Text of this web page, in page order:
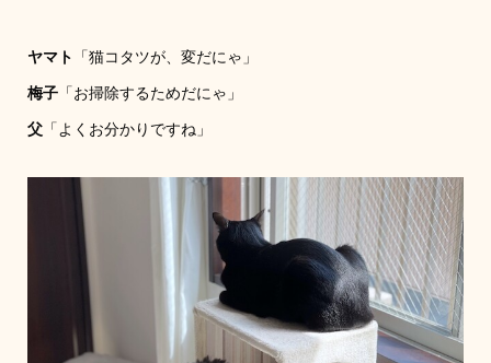
ヤマト 「猫コタツが、変だにゃ」
梅子「お掃除するためだにゃ」
父「よくお分かりですね」